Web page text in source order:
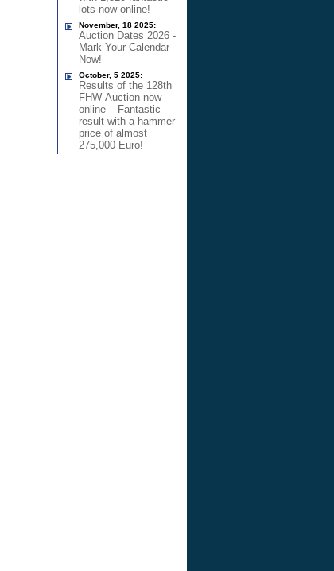
lots now online!
November, 18 2025:
Auction Dates 2026 -
Mark Your Calendar
Now!
October, 5 2025:
Results of the 128th
FHW-Auction now
online – Fantastic
result with a hammer
price of almost
275,000 Euro!